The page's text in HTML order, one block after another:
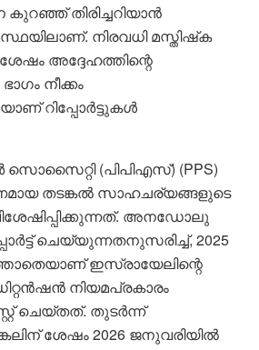
തിരിച്ചറിയാൻ
നിരവധി മസ്തിഷ്‌ക
അദ്ദേഹത്തിന്റെ
നീക്കം
റിപ്പോർട്ടുകൾ
(പിപിഎസ്) (PPS)
തടങ്കൽ സാഹചര്യങ്ങളുടെ
അനഡോലു
ചെയ്യുന്നതനുസരിച്ച്, 2025
ഇസ്രായേലിന്റെ
നിയമപ്രകാരം
ചെയ്തത്. തുടർന്ന്
ശേഷം 2026 ജനുവരിയിൽ